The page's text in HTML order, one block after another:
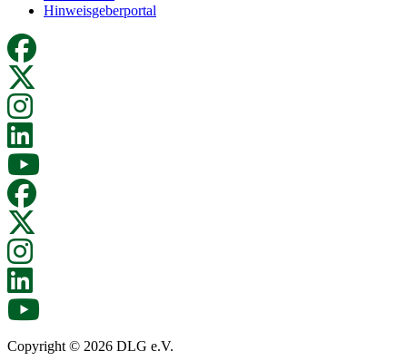
Hinweisgeberportal
Copyright © 2026 DLG e.V.